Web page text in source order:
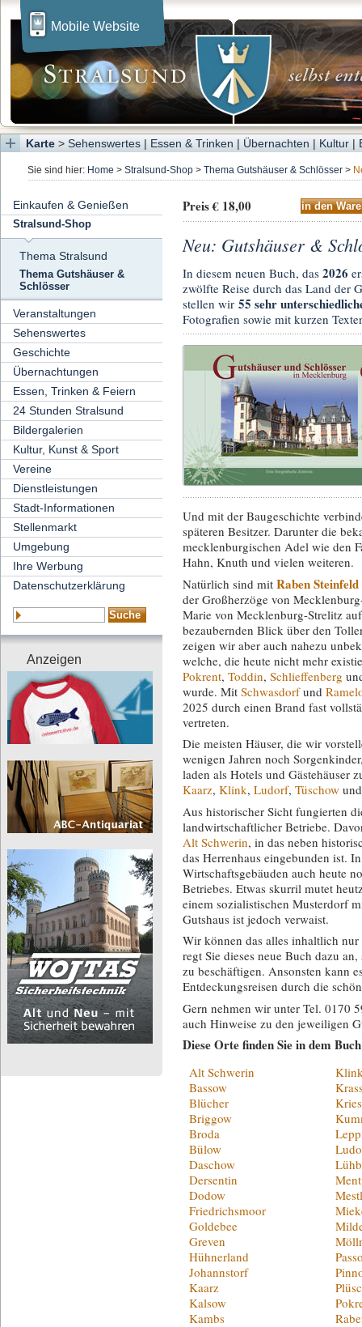
Mobile Website
Karte > Sehenswertes | Essen & Trinken | Übernachten | Kultur |
Sie sind hier: Home > Stralsund-Shop > Thema Gutshäuser & Schlösser >
Einkaufen & Genießen
Stralsund-Shop
Thema Stralsund
Thema Gutshäuser &
Schlösser
Veranstaltungen
Sehenswertes
Geschichte
Übernachtungen
Essen, Trinken & Feiern
24 Stunden Stralsund
Bildergalerien
Kultur, Kunst & Sport
Vereine
Dienstleistungen
Stadt-Informationen
Stellenmarkt
Umgebung
Ihre Werbung
Datenschutzerklärung
Anzeigen
Preis € 18,00
Neu: Gutshäuser &
In diesem neuen Buch, das 2026
zwölfte Reise durch das Land der
stellen wir 55 sehr
Fotografien sowie mit kurzen
Und mit der Baugeschichte
späteren Besitzer. Darunter die
mecklenburgischen Adel wie den
Hahn, Knuth und vielen weiteren.
Natürlich sind mit Raben Steinfeld
der Großherzöge von
Marie von Mecklenburg-Strelitz
bezaubernden Blick über den
zeigen wir aber auch nahezu
welche, die heute nicht mehr
Pokrent, Toddin, Schlieffenberg
wurde. Mit Schwasdorfund
2025 durch einen Brand fast
vertreten.
Die meisten Häuser, die wir
wenigen Jahren noch
laden als Hotels und
Kaarz, Klink, Ludorf, Tüschow
Aus historischer Sicht fungierten
landwirtschaftlicher Betriebe.
Alt Schwerin, in das neben
das Herrenhaus eingebunden ist.
Wirtschaftsgebäuden auch heute
Betriebes. Etwas skurril mutet
einem sozialistischen Musterdorf
Gutshaus ist jedoch verwaist.
Wir können das alles inhaltlich
regt Sie dieses neue Buch dazu
zu beschäftigen. Ansonsten kann
Entdeckungsreisen durch die
Gern nehmen wir unter Tel. 0170
auch Hinweise zu den jeweiligen
Diese Orte finden Sie in dem Buch
Alt Schwerin
Bassow
Blücher
Briggow
Broda
Bülow
Daschow
Dersentin
Dodow
Friedrichsmoor
Goldebee
Greven
Hühnerland
Johannstorf
Kaarz
Kalsow
Kambs